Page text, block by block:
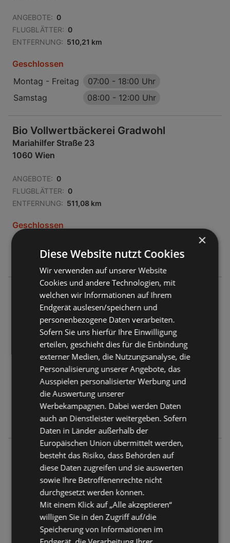
ANGEBOTE: 0
FLUGBLÄTTER: 0
ENTFERNUNG: 510,21 km
Geschlossen
Montag - Freitag
07:00 - 18:00 Uhr
Samstag
08:00 - 12:00 Uhr
Bio Vollwertbäckerei Gradwohl
Mariahilfer Straße 23
1060 Wien
ANGEBOTE: 0
FLUGBLÄTTER: 0
ENTFERNUNG: 511,08 km
Geschlossen
Samstag
09:00- 17:00 Uhr
Bio Vollwertbäckerei Gradwohl
Döblinger Hauptstraße 46
1190 Wien
0
0
ENTFERNUNG:
511,22 km
Geschlossen
Montag - Freitag
06:00-18:00 Uhr
Samstag
06:00-12:30 Uhr
Bio Vollwertbäckerei Gradwohl
Naschmarkt 239
1040 Wien
ANGEBOTE:
0
FLUGBLÄTTER:
0
ENTFERNUNG:
511,42 km
×
Diese Website nutzt Cookies
Wir verwenden auf unserer Website
Cookies und andere Technologien, mit
welchen wir Informationen auf Ihrem
Endgerät auslesen/speichern und
personenbezogene Daten verarbeiten.
Sofern Sie uns hierfür Ihre Einwilligung
erteilen, geschieht dies für die Einbindung
externer Medien, die Nutzungsanalyse, die
Personalisierung unserer Angebote, das
Ausspielen personalisierter Werbung und
die Auswertung unserer
Werbekampagnen. Dabei werden Daten
auch an Dienstleister weitergeben. Sofern
Daten in Länder außerhalb der
Europäischen Union übermittelt werden,
besteht das Risiko, dass Behörden auf
diese Daten zugreifen und sie auswerten
sowie Ihre Betroffenenrechte nicht
durchgesetzt werden können.
Mit einem Klick auf „Alle akzeptieren“
willigen Sie in den Zugriff auf/die
Speicherung von Informationen im